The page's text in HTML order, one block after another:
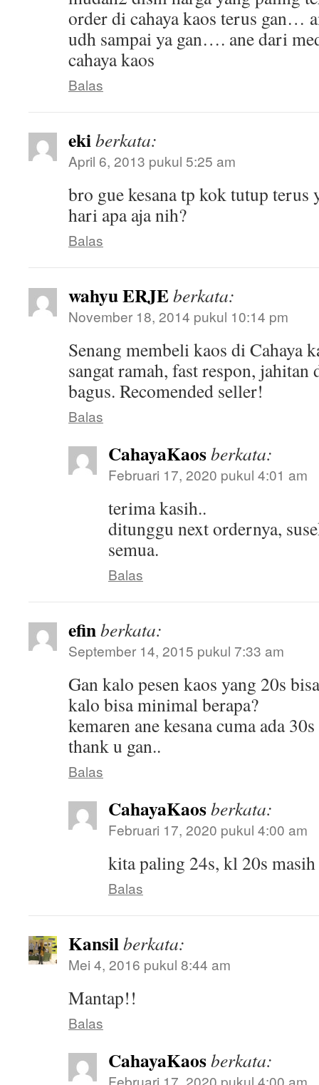
order di cahaya kaos terus gan…
udh sampai ya gan…. ane dari
cahaya kaos
Balas
ekiberkata:
April 6, 2013 pukul 5:25 am
bro gue kesana tp kok tutup terus
hari apa aja nih?
Balas
wahyu ERJEberkata:
November 18, 2014 pukul 10:14 pm
Senang membeli kaos di Cahaya
sangat ramah, fast respon, jahitan
bagus. Recomended seller!
Balas
CahayaKaosberkata:
Februari 17, 2020 pukul 4:01 am
terima kasih..
ditunggu next ordernya,
semua.
Balas
efinberkata:
September 14, 2015 pukul 7:33 am
Gan kalo pesen kaos yang 20s
kalo bisa minimal berapa?
kemaren ane kesana cuma ada 30s
thank u gan..
Balas
CahayaKaosberkata:
Februari 17, 2020 pukul 4:00 am
kita paling 24s, kl 20s
Balas
Kansilberkata:
Mei 4, 2016 pukul 8:44 am
Mantap!!
Balas
CahayaKaosberkata:
Februari 17, 2020 pukul 4:00 am